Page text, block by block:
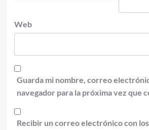
Web
Guarda mi nombre, correo
navegador para la próxima vez que
Recibir un correo electrónico con